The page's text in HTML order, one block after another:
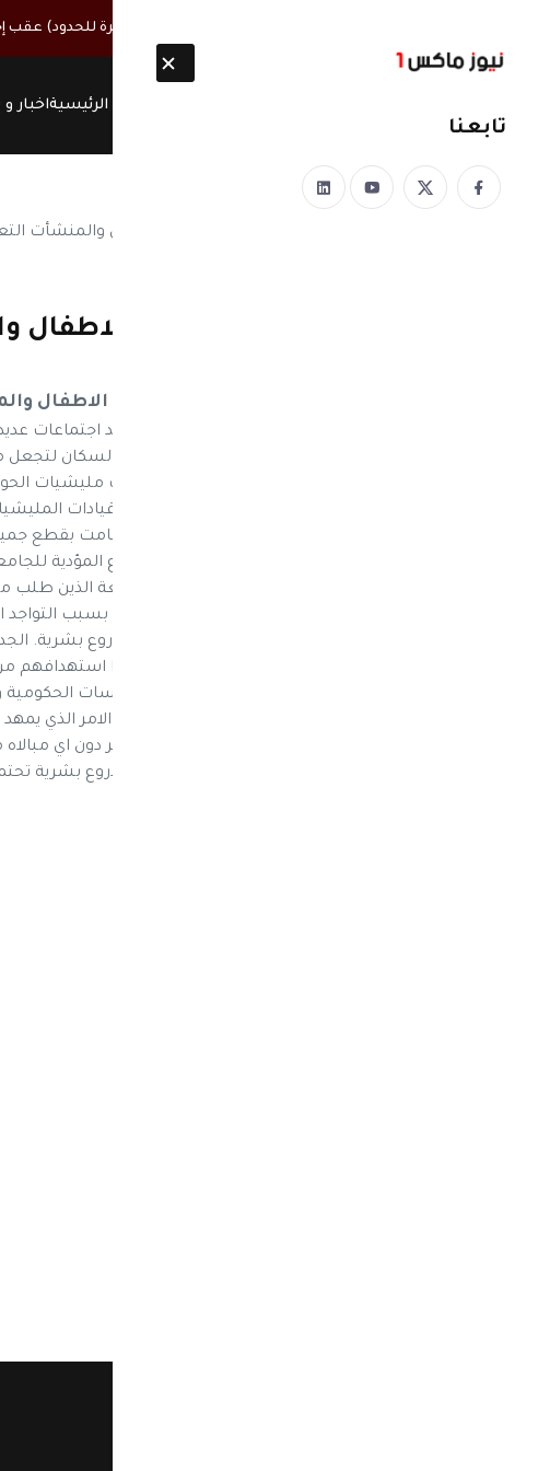
في اليمن | تحذيرات حكومية من (كارثة بيئية عابرة للحدود)
الرئيسيةاخبار و
تابعنا
جماعة الحوثي تستخدم الاطفال
صنعاء| قيادات الحوثيين تستخدم الاطفال
نيوز ماكس نيو – تقوم مليشيات الحوثي بعقد اجتماعات
والمستشفيات العامة والاماكن المكتظة بالسكان
للدولة عبر قوات التحالف العربي. حيث قامت مليشيات
بقاعة جمال عبدالناصر ، حضر فيها عدد من قيادات
لتفرض بذلك المليشيات حراسة مشددة وقامت بقطع
عدد من الاطقم العسكرية في جميع الشوارع المؤدية
خلق حالة من الهلع والذعر لدى طلاب الجامعة الذين طلب
حرصاً على سلامتهم وخوفاً من استهدافهم بسبب التواجد
ومحيطها، والتي استخدمتها المليشيات كدروع بشرية.
مناطق ذات كثافة سكانية وذلك لكي يتجنبوا استهدافهم
الحوثية بعقد اجتماعاتها في عدد من المؤسسات
وعدد من المراكز التجارية المكتظة بالسكان الامر الذي
التعليمية وغيرها مما يعرض الكثيرين للخطر دون اي
تقوم بها المليشيات من استخدام الناس كدروع بشرية